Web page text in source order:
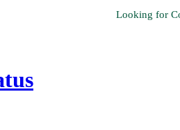
Looking for